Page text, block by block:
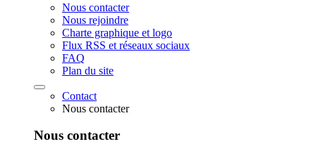
Nous contacter
Nous rejoindre
Charte graphique et logo
Flux RSS et réseaux sociaux
FAQ
Plan du site
Contact
Nous contacter
Nous contacter